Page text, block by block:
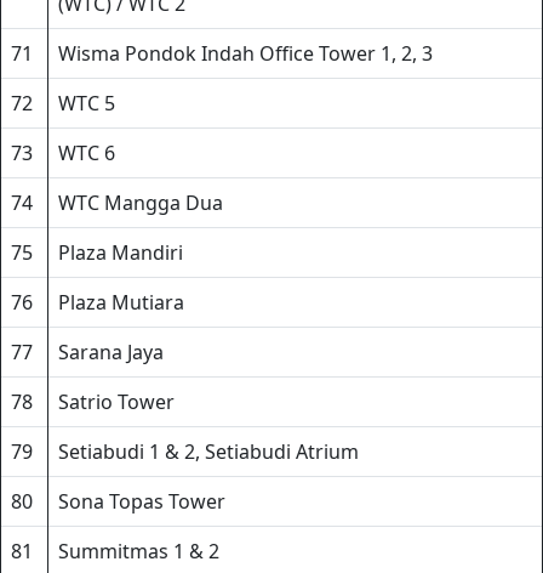
71
Wisma Pondok Indah Office Tower 1, 2, 3
72
WTC 5
73
WTC 6
74
WTC Mangga Dua
75
Plaza Mandiri
76
Plaza Mutiara
77
Sarana Jaya
78
Satrio Tower
79
Setiabudi 1 & 2, Setiabudi Atrium
80
Sona Topas Tower
81
Summitmas 1 & 2